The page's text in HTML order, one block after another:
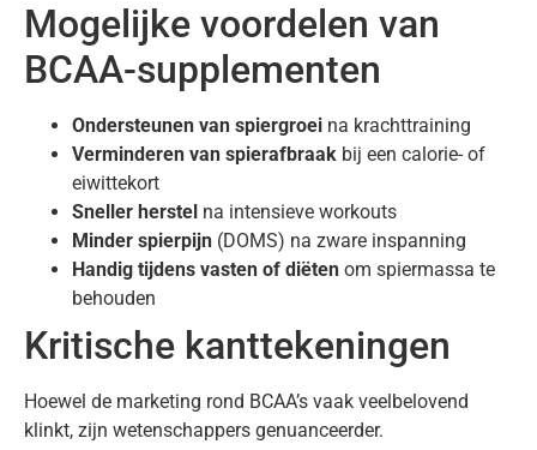
Mogelijke voordelen van
BCAA-supplementen
Ondersteunen van spiergroei na krachttraining
Verminderen van spierafbraak bij een calorie- of
eiwittekort
Sneller herstel na intensieve workouts
Minder spierpijn (DOMS) na zware inspanning
Handig tijdens vasten of diëten om spiermassa te
behouden
Kritische kanttekeningen
Hoewel de marketing rond BCAA’s vaak veelbelovend
klinkt, zijn wetenschappers genuanceerder.